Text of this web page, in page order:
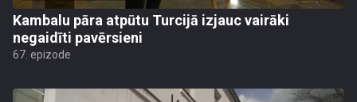
Kambalu pāra atpūtu Turcijā izjauc vairāki
negaidīti pavērsieni
67. epizode